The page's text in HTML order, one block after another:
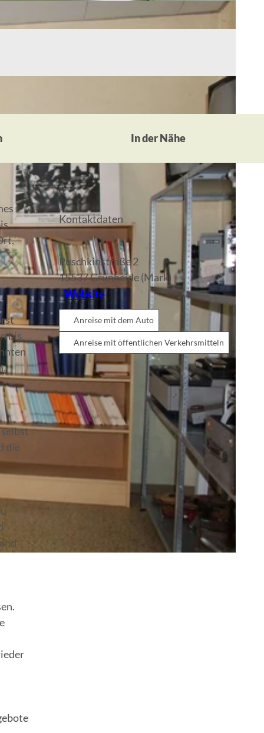
In der Nähe
bis
die
Kontaktdaten
Puschkinstraße 2
15537Grünheide (Mark)
Website
Anreise mit dem Auto
Anreise mit öffentlichen Verkehrsmitteln